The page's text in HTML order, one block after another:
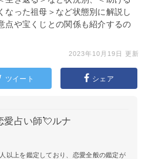
なった祖母＞など状態別に解説し
点や宝くじとの関係も紹介するの
2023年10月19日 更新
ツイート シェア
愛占い師💘ルナ
以上を鑑定しており、恋愛全般の鑑定が